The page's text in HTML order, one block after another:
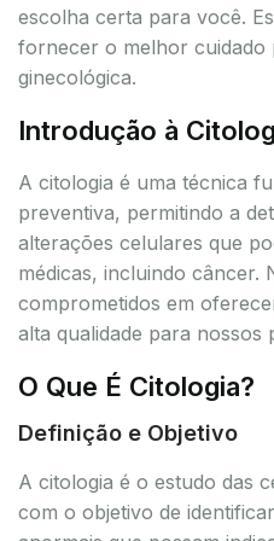
escolha certa para você.
fornecer o melhor cuidado
ginecológica.
Introdução à
A citologia é uma técnica
preventiva, permitindo a
alterações celulares que
médicas, incluindo câncer.
comprometidos em
alta qualidade para nossos
O Que É Citologia?
Definição e Objetivo
A citologia é o estudo das
com o objetivo de